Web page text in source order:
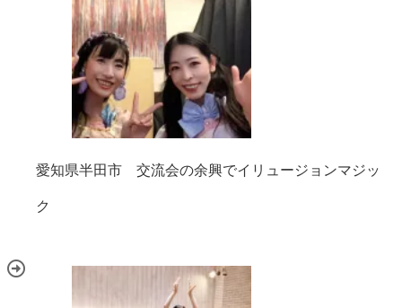
愛知県半田市 交流会の余興でイリュージョンマジッ
ク